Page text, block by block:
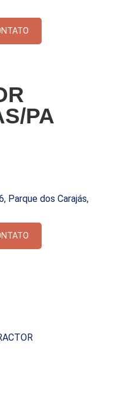
PA
Parque dos Carajás,